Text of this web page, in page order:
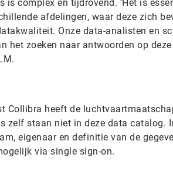
is complex en tijdrovend. ‘Het is
afdelingen, waar deze zich
Onze data-analisten en
het zoeken naar antwoorden op deze
Collibra heeft de
zelf staan niet in deze data catalog.
eigenaar en definitie van de
via single sign-on.